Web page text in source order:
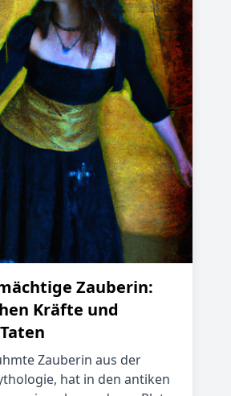
Zauberin:
Kräfte und
Zauberin aus der
hat in den antiken